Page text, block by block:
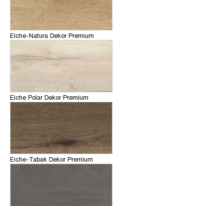
Eiche-Natura Dekor Premium
Eiche Polar Dekor Premium
Eiche-Tabak Dekor Premium